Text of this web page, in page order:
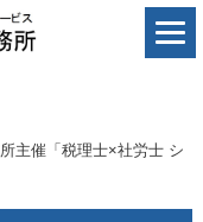
主催「税理士×社労士 シ